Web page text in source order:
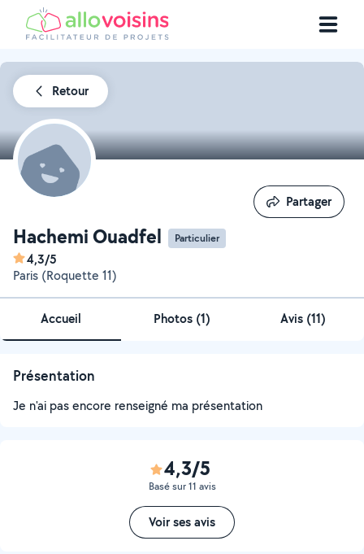
Retour
Hachemi Ouadfel Particulier
4,3/5
Paris (Roquette 11)
Partager
Partager
Accueil Photos (1) Avis (11)
Présentation
Je n'ai pas encore renseigné ma présentation
4,3/5
Basé sur 11 avis
Voir ses avis